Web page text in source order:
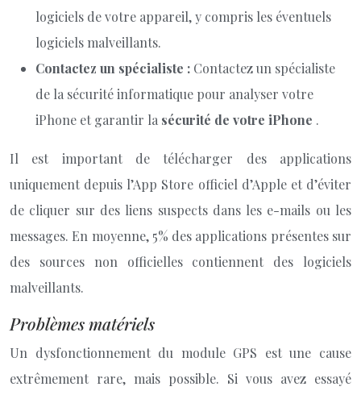
logiciels de votre appareil, y compris les éventuels
logiciels malveillants.
Contactez un spécialiste : Contactez un spécialiste
de la sécurité informatique pour analyser votre
iPhone et garantir la sécurité de votre iPhone .
Il est important de télécharger des applications
uniquement depuis l’App Store officiel d’Apple et d’éviter
de cliquer sur des liens suspects dans les e-mails ou les
messages. En moyenne, 5% des applications présentes sur
des sources non officielles contiennent des logiciels
malveillants.
Problèmes matériels
Un dysfonctionnement du module GPS est une cause
extrêmement rare, mais possible. Si vous avez essayé